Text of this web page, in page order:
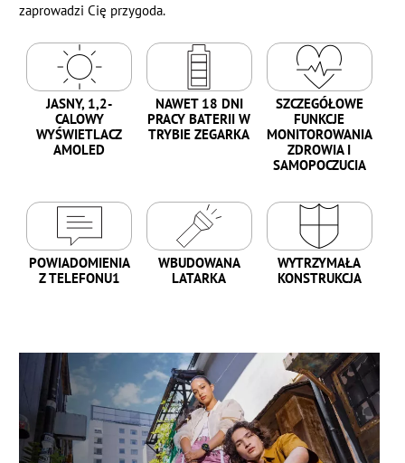
zaprowadzi Cię przygoda.
JASNY, 1,2-
CALOWY
WYŚWIETLACZ
AMOLED
NAWET 18 DNI
PRACY BATERII W
TRYBIE ZEGARKA
SZCZEGÓŁOWE
FUNKCJE
MONITOROWANIA
ZDROWIA I
SAMOPOCZUCIA
POWIADOMIENIA
Z TELEFONU1
WBUDOWANA
LATARKA
WYTRZYMAŁA
KONSTRUKCJA